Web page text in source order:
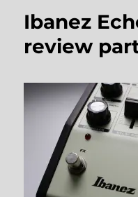
Ibanez
review part